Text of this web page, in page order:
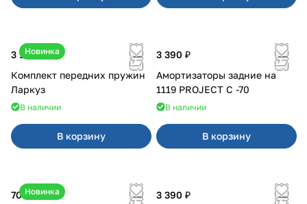
Новинка
3 900 ₽
Комплект передних пружин
Ларкуз
В наличии
В корзину
3 390 ₽
Амортизаторы задние на
1119 PROJECT С -70
В наличии
В корзину
Новинка
700 ₽
3 390 ₽